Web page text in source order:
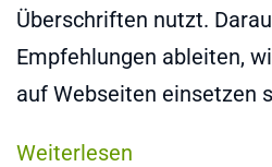
Überschriften nutzt.
Empfehlungen ableiten,
auf Webseiten einsetzen
Weiterlesen